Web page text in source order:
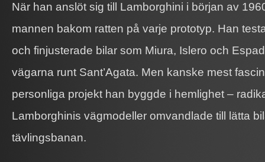
När han anslöt sig till Lamborghini i början av
mannen bakom ratten på varje prototyp. Han
och finjusterade bilar som Miura, Islero och
vägarna runt Sant’Agata. Men kanske mest
personliga projekt han byggde i hemlighet –
Lamborghinis vägmodeller omvandlade till lätta
tävlingsbanan.